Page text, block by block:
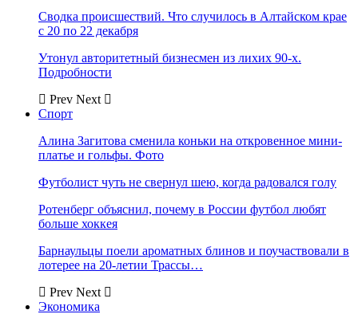
Сводка происшествий. Что случилось в Алтайском крае
с 20 по 22 декабря
Утонул авторитетный бизнесмен из лихих 90-х.
Подробности
Prev Next
Спорт
Алина Загитова сменила коньки на откровенное мини-
платье и гольфы. Фото
Футболист чуть не свернул шею, когда радовался голу
Ротенберг объяснил, почему в России футбол любят
больше хоккея
Барнаульцы поели ароматных блинов и поучаствовали в
лотерее на 20-летии Трассы…
Prev Next
Экономика